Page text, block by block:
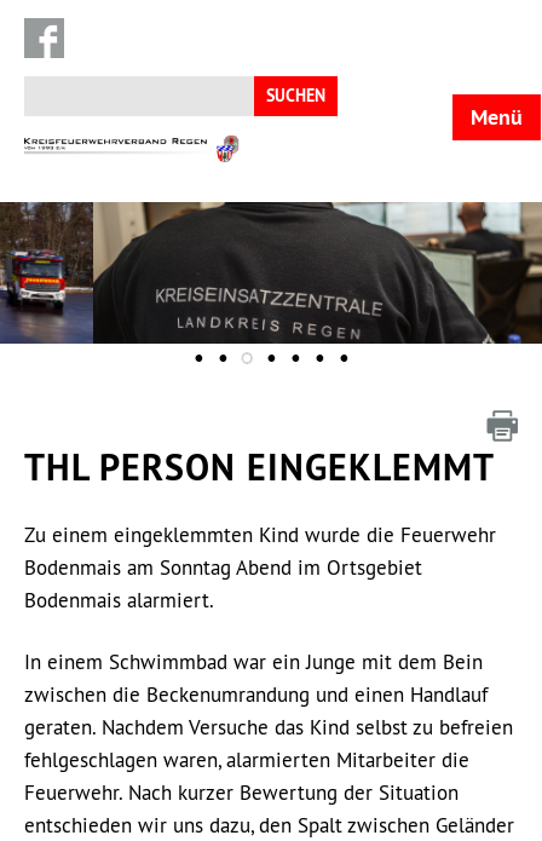
Suchen
nach:
KFV
Menü
THL PERSON EINGEKLEMMT
Zu einem eingeklemmten Kind wurde die Feuerwehr
Bodenmais am Sonntag Abend im Ortsgebiet
Bodenmais alarmiert.
In einem Schwimmbad war ein Junge mit dem Bein
zwischen die Beckenumrandung und einen Handlauf
geraten. Nachdem Versuche das Kind selbst zu befreien
fehlgeschlagen waren, alarmierten Mitarbeiter die
Feuerwehr. Nach kurzer Bewertung der Situation
entschieden wir uns dazu, den Spalt zwischen Geländer